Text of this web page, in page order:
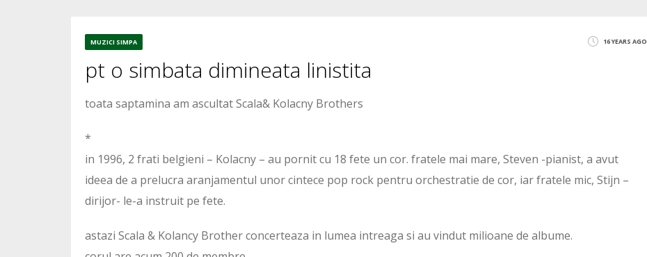
3534
MUZICI SIMPA 16 YEARS AGO
pt o simbata dimineata linistita
toata saptamina am ascultat Scala& Kolacny Brothers
*
in 1996, 2 frati belgieni – Kolacny – au pornit cu 18 fete un cor. fratele mai mare, Steven -pianist, a avut
ideea de a prelucra aranjamentul unor cintece pop rock pentru orchestratie de cor, iar fratele mic, Stijn –
dirijor- le-a instruit pe fete.
astazi Scala & Kolancy Brother concerteaza in lumea intreaga si au vindut milioane de albume.